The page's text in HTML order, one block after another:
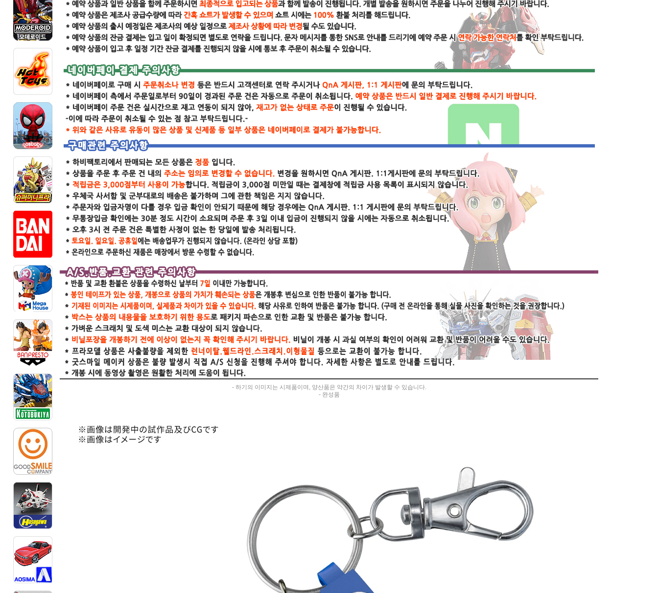
- 하기의 이미지는 시제품이며, 양산품은 약간의 차이가 발생할 수 있습니다.
- 완성품